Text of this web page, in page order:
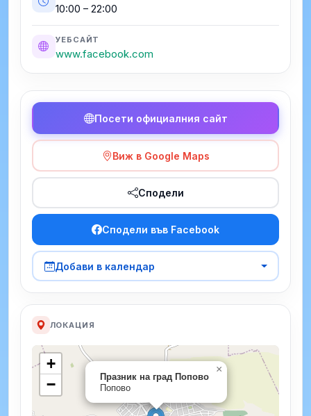
10:00 – 22:00
УЕБСАЙТ
www.facebook.com
Посети официалния сайт
Виж в Google Maps
Сподели
Сподели във Facebook
Добави в календар
ЛОКАЦИЯ
Празник на град Попово
Попово
×
+
−